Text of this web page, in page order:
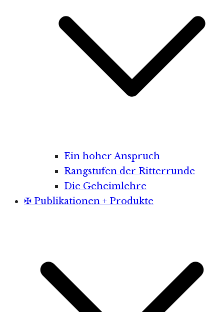
Ein hoher Anspruch
Rangstufen der Ritterrunde
Die Geheimlehre
✠ Publikationen + Produkte